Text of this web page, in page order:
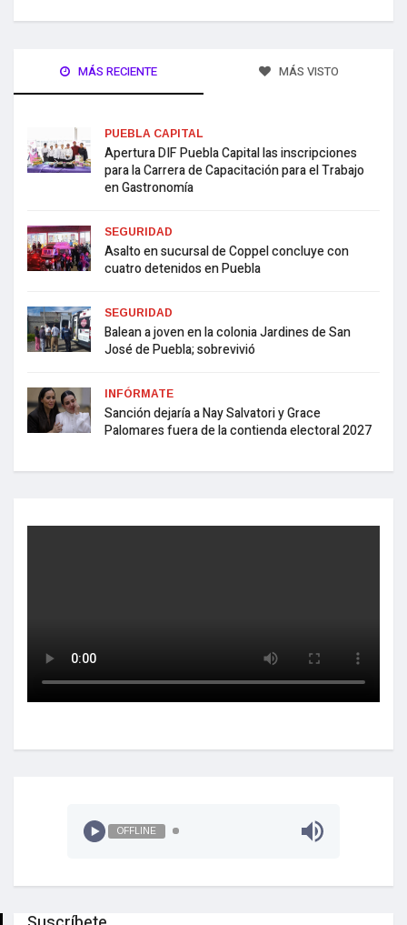
MÁS RECIENTE MÁS VISTO
PUEBLA CAPITAL
Apertura DIF Puebla Capital las inscripciones
para la Carrera de Capacitación para el Trabajo
en Gastronomía
SEGURIDAD
Asalto en sucursal de Coppel concluye con
cuatro detenidos en Puebla
SEGURIDAD
Balean a joven en la colonia Jardines de San
José de Puebla; sobrevivió
INFÓRMATE
Sanción dejaría a Nay Salvatori y Grace
Palomares fuera de la contienda electoral 2027
OFFLINE